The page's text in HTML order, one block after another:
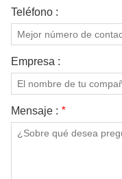
Teléfono :
Empresa :
Mensaje : *